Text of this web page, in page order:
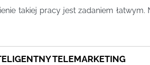
takiej pracy jest zadaniem łatwym.
TELEMARKETING